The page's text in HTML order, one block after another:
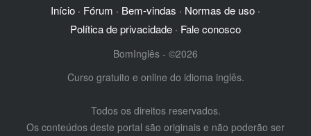
Início · Fórum · Bem-vindas · Normas de uso ·
Política de privacidade · Fale conosco
BomInglês - ©2026
Curso gratuito e online do idioma inglês.
Todos os direitos reservados.
Os conteúdos deste portal são originais e não poderão ser